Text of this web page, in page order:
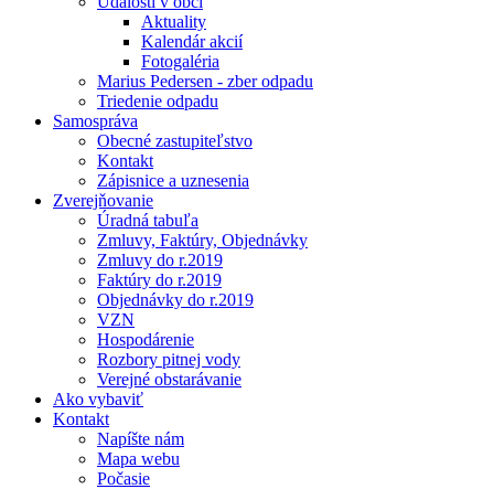
Aktuality
Kalendár akcií
Fotogaléria
Marius Pedersen - zber odpadu
Triedenie odpadu
Samospráva
Obecné zastupiteľstvo
Kontakt
Zápisnice a uznesenia
Zverejňovanie
Úradná tabuľa
Zmluvy, Faktúry, Objednávky
Zmluvy do r.2019
Faktúry do r.2019
Objednávky do r.2019
VZN
Hospodárenie
Rozbory pitnej vody
Verejné obstarávanie
Ako vybaviť
Kontakt
Napíšte nám
Mapa webu
Počasie